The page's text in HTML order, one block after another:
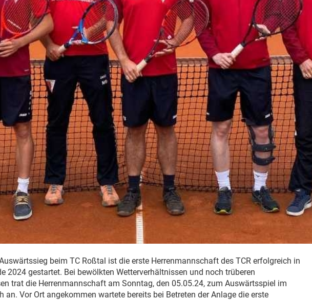
beim TC Roßtal ist die erste Herrenmannschaft des TCR erfolgreich in
2024 gestartet. Bei bewölkten Wetterverhältnissen und noch trüberen
trat die Herrenmannschaft am Sonntag, den 05.05.24, zum Auswärtsspiel im
an. Vor Ort angekommen wartete bereits bei Betreten der Anlage die erste